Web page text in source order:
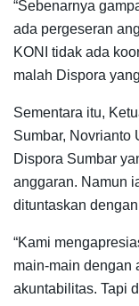
“Sebenarnya
ada pergeseran
KONI tidak ada
malah Dispora
Sementara itu,
Sumbar, Novrianto
Dispora Sumbar
anggaran. Namun
dituntaskan
“Kami
main-main dengan
akuntabilitas. Tapi